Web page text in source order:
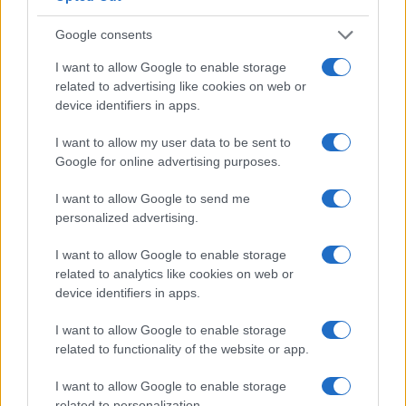
Google consents
I want to allow Google to enable storage
related to advertising like cookies on web or
device identifiers in apps.
I want to allow my user data to be sent to
Google for online advertising purposes.
I want to allow Google to send me
personalized advertising.
I want to allow Google to enable storage
related to analytics like cookies on web or
device identifiers in apps.
I want to allow Google to enable storage
related to functionality of the website or app.
I want to allow Google to enable storage
Kategorije: Zabava
Ključne besede: božični koncert
Luka Basi
miran rudan
nastop
Več iz kategorije Zabava